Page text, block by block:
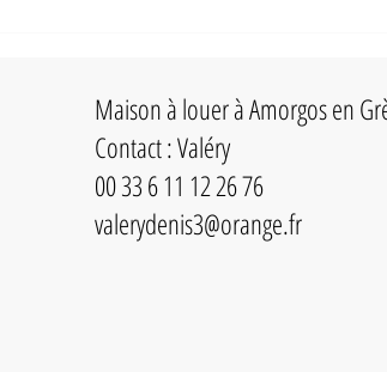
Maison à louer à Amorgos en
Contact : Valéry
00 33 6 11 12 26 76
valerydenis3@orange.fr